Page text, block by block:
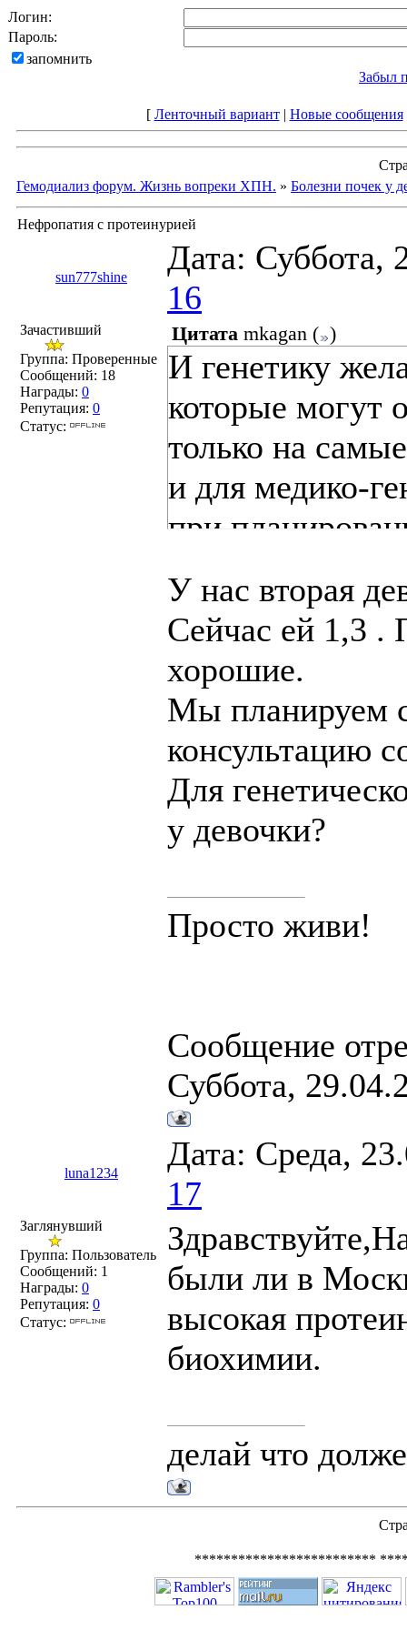
Логин:
Пароль:
запомнить
Забыл
[ Ленточный вариант| Новые сообщения
Гемодиализ форум. Жизнь вопреки ХПН. » Болезни почек у
Нефропатия с протеинурией
sun777shine
Дата: Суббота,
16
Зачастивший
Группа: Проверенные
Сообщений: 18
Награды: 0
Репутация: 0
Статус:
Цитата mkagan ( )
И генетику
которые могут
только на
и для медико-
при
конечно, можно
всякого
У нас вторая
Сейчас ей 1,3 .
хорошие.
Мы планируем
консультацию
Для
у девочки?
Просто живи!
Сообщение
Суббота,
luna1234
Дата: Среда,
17
Заглянувший
Группа: Пользователь
Сообщений: 1
Награды: 0
Репутация: 0
Статус:
были ли в
высокая
биохимии.
делай что
*************************